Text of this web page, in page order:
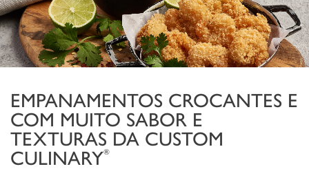
EMPANAMENTOS CROCANTES E
COM MUITO SABOR E
TEXTURAS DA CUSTOM
CULINARY®